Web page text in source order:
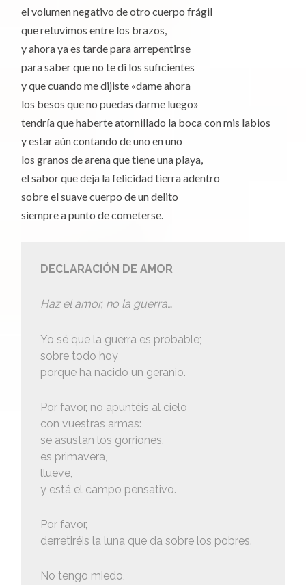
el volumen negativo de otro cuerpo frágil
que retuvimos entre los brazos,
y ahora ya es tarde para arrepentirse
para saber que no te di los suficientes
y que cuando me dijiste «dame ahora
los besos que no puedas darme luego»
tendría que haberte atornillado la boca con mis labios
y estar aún contando de uno en uno
los granos de arena que tiene una playa,
el sabor que deja la felicidad tierra adentro
sobre el suave cuerpo de un delito
siempre a punto de cometerse.
DECLARACIÓN DE AMOR
Haz el amor, no la guerra…
Yo sé que la guerra es probable;
sobre todo hoy
porque ha nacido un geranio.
Por favor, no apuntéis al cielo
con vuestras armas:
se asustan los gorriones,
es primavera,
llueve,
y está el campo pensativo.
Por favor,
derretiréis la luna que da sobre los pobres.
No tengo miedo,